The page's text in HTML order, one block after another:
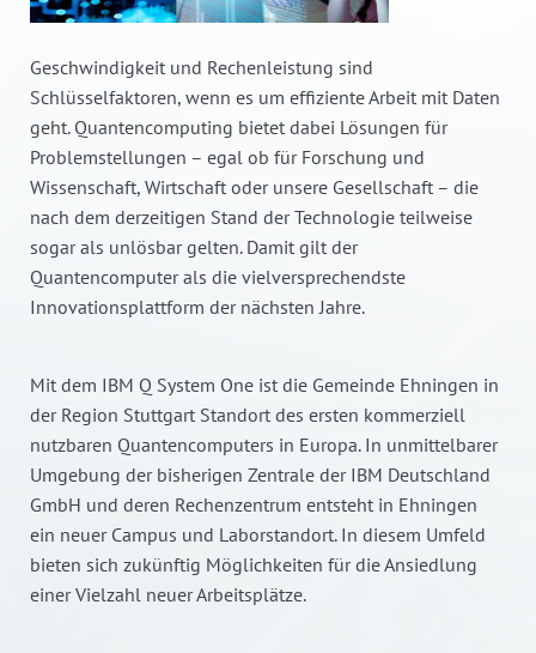
Geschwindigkeit und Rechenleistung sind
Schlüsselfaktoren, wenn es um effiziente Arbeit mit Daten
geht. Quantencomputing bietet dabei Lösungen für
Problemstellungen – egal ob für Forschung und
Wissenschaft, Wirtschaft oder unsere Gesellschaft – die
nach dem derzeitigen Stand der Technologie teilweise
sogar als unlösbar gelten. Damit gilt der
Quantencomputer als die vielversprechendste
Innovationsplattform der nächsten Jahre.
Mit dem IBM Q System One ist die Gemeinde Ehningen in
der Region Stuttgart Standort des ersten kommerziell
nutzbaren Quantencomputers in Europa. In unmittelbarer
Umgebung der bisherigen Zentrale der IBM Deutschland
GmbH und deren Rechenzentrum entsteht in Ehningen
ein neuer Campus und Laborstandort. In diesem Umfeld
bieten sich zukünftig Möglichkeiten für die Ansiedlung
einer Vielzahl neuer Arbeitsplätze.